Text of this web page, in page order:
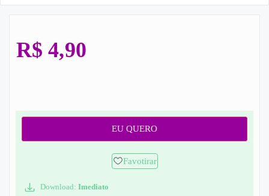
R$ 4,90
EU QUERO
Favotirar
Download: Imediato